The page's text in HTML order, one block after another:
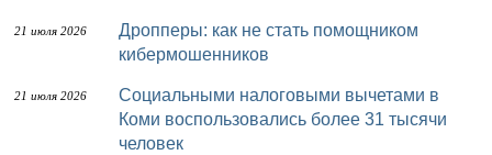
21 июля 2026
Дропперы: как не стать помощником
кибермошенников
21 июля 2026
Социальными налоговыми вычетами в
Коми воспользовались более 31 тысячи
человек